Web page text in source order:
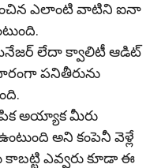
ఎలాంటి వాటిని ఐనా
లేదా క్వాలిటీ ఆడిట్
పనితీరును
అయ్యాక మీరు
అని కంపెనీ వెళ్లే
కాబట్టి ఎవ్వరు కూడా ఈ